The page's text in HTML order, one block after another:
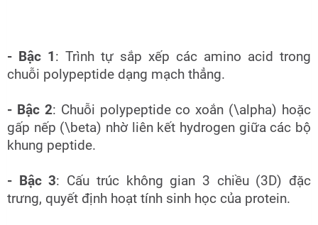
- Bậc 1: Trình tự sắp xếp các amino acid trong
chuỗi polypeptide dạng mạch thẳng.
- Bậc 2: Chuỗi polypeptide co xoắn (\alpha) hoặc
gấp nếp (\beta) nhờ liên kết hydrogen giữa các bộ
khung peptide.
- Bậc 3: Cấu trúc không gian 3 chiều (3D) đặc
trưng, quyết định hoạt tính sinh học của protein.